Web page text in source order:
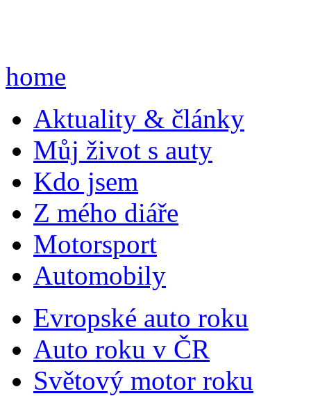
home
Aktuality & články
Můj život s auty
Kdo jsem
Z mého diáře
Motorsport
Automobily
Evropské auto roku
Auto roku v ČR
Světový motor roku